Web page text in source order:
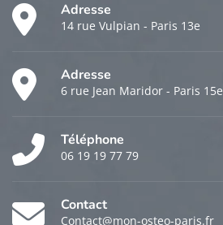
Adresse
14 rue Vulpian - Paris 13e
Adresse
6 rue Jean Maridor - Paris 15e
Téléphone
06 19 19 77 79
Contact
Contact@mon-osteo-paris.fr